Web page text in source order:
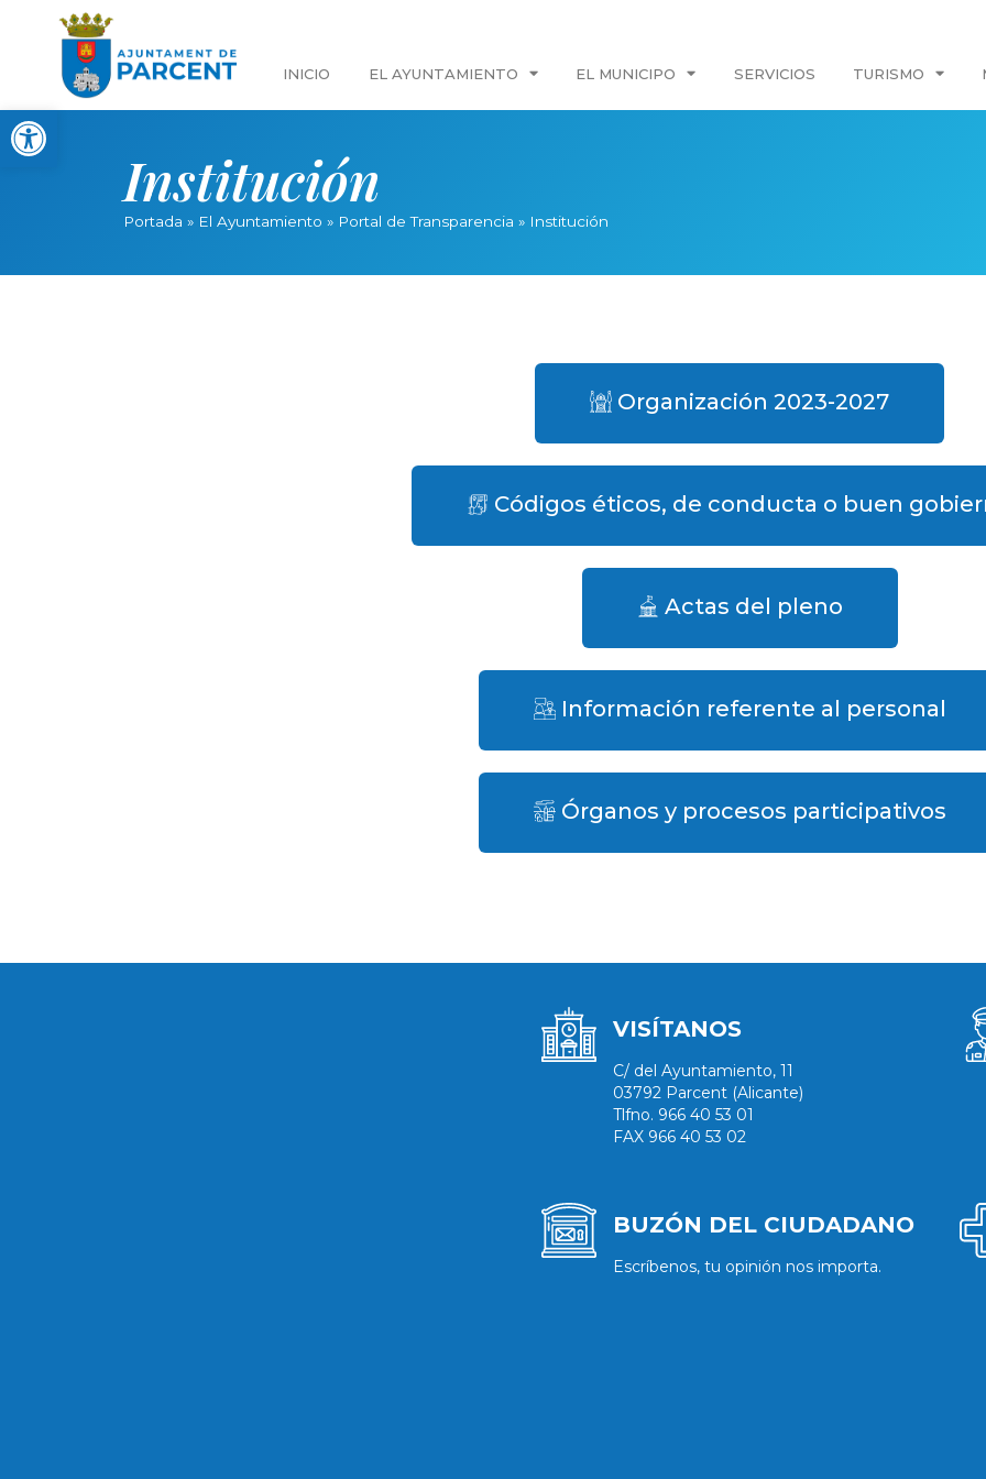
Abrir barra de herramientas
INICIO EL AYUNTAMIENTO EL MUNICIPO SERVICIOS TURISMO
Institución
Portada » El Ayuntamiento » Portal de Transparencia » Institución
Organización 2023-2027
Códigos éticos, de conducta o buen
Actas del pleno
Información referente al personal
Órganos y procesos participativos
VISÍTANOS
C/ del Ayuntamiento, 11
03792 Parcent (Alicante)
Tlfno. 966 40 53 01
FAX 966 40 53 02
BUZÓN DEL CIUDADANO
Escríbenos, tu opinión nos importa.